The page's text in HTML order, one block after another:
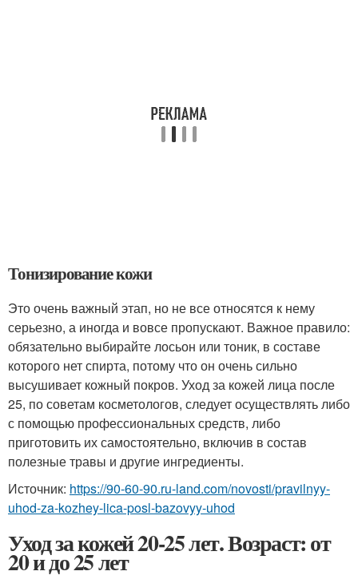
Тонизирование кожи
Это очень важный этап, но не все относятся к нему
серьезно, а иногда и вовсе пропускают. Важное правило:
обязательно выбирайте лосьон или тоник, в составе
которого нет спирта, потому что он очень сильно
высушивает кожный покров. Уход за кожей лица после
25, по советам косметологов, следует осуществлять либо
с помощью профессиональных средств, либо
приготовить их самостоятельно, включив в состав
полезные травы и другие ингредиенты.
Источник: https://90-60-90.ru-land.com/novosti/pravilnyy-
uhod-za-kozhey-lica-posl-bazovyy-uhod
Уход за кожей 20-25 лет. Возраст: от
20 и до 25 лет